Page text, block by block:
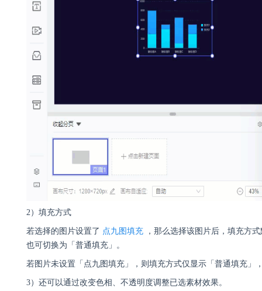
2）填充方式
若选择的图片设置了 点九图填充 ，那么选择该图片后，填充方
也可切换为「普通填充」。
若图片未设置「点九图填充」，则填充方式仅显示「普通填充」
3）还可以通过改变色相、不透明度调整已选素材效果。